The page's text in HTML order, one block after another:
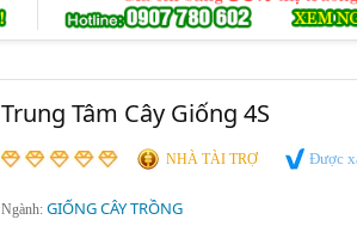
Trung Tâm Cây Giống 4S
NHÀ TÀI TRỢ Được
Ngành: GIỐNG CÂY TRỒNG